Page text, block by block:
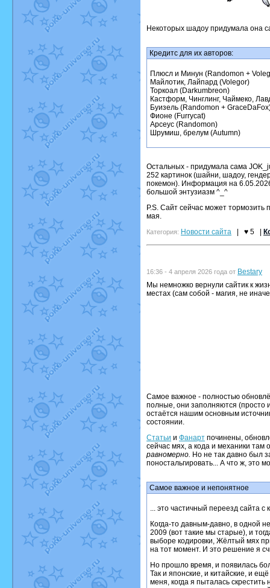
Некоторых шадоу придумала она
Кредитс для их авторов:
Плюсл и Минун (Randomon +
Майлотик, Лайпард (Volegor)
Торкоал (Darkumbreon)
Кастформ, Чинглинг, Чаймеко,
Буизель (Randomon +
Фионе (Furrycat)
Арсеус (Randomon)
Шрумиш, брелум (Autumn)
Остальных - придумала сама
252 картинок (шайни, шадоу,
покемон). Информация на
большой энтузиазм ^_^
P.S. Сайт сейчас может тормозить
мая.
Категория: Новости сайта ♥ 5
16:36 - 4 апреля 2026 года от Bestary
Мы немножко вернули сайтик к
местах (сам собой - магия, не
Самое важное - полностью
полные, они заполняются (просто
остаётся нашим основным
состоянии.
Статьи и Фанарт починены,
сейчас мях, а кода и механики там
равномерно. Но не так давно был
поностальгировать... А что ж, это
Самое важное и непонятное
... это частичный переезд сайта с
Когда-то давным-давно, в одной
2009 (вот такие мы старые), и
выборе кодировки, Жёлтый мях
на тот момент. И это решение я
Но прошло время, и появилась
Так и японские, и китайские, и
меня, когда я пыталась